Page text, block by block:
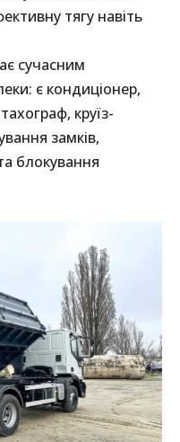
тягу навіть
сучасним
є кондиціонер,
круїз-
замків,
блокування